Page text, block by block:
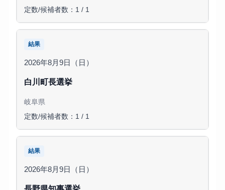
定数/候補者数：1 / 1
結果
2026年8月9日（日）
白川町長選挙
岐阜県
定数/候補者数：1 / 1
結果
2026年8月9日（日）